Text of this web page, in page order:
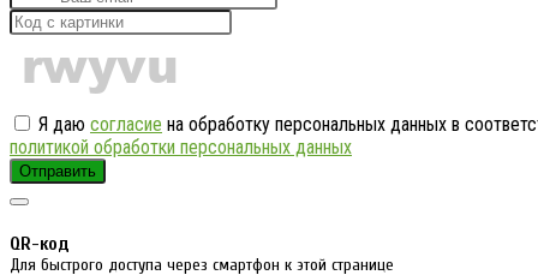
Я даю согласие на обработку персональных данных в
политикой обработки персональных данных
Отправить
QR-код
Для быстрого доступа через смартфон к этой странице